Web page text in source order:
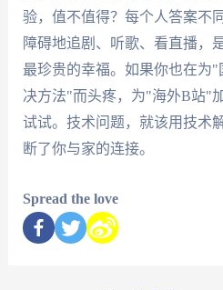
验，值不值得？每个人答案不
障碍地追剧、听歌、看直播，
最珍贵的幸福。如果你也在为
决方法"而头疼，为"海外B站"
试试。技术问题，就该用技术
断了你与家的连接。
Spread the love